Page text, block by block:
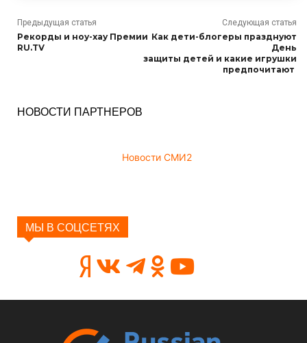
Предыдущая статья
Рекорды и ноу-хау Премии
RU.TV
Следующая статья
Как дети-блогеры празднуют
День
защиты детей и какие игрушки
предпочитают
НОВОСТИ ПАРТНЕРОВ
Новости СМИ2
МЫ В СОЦСЕТЯХ